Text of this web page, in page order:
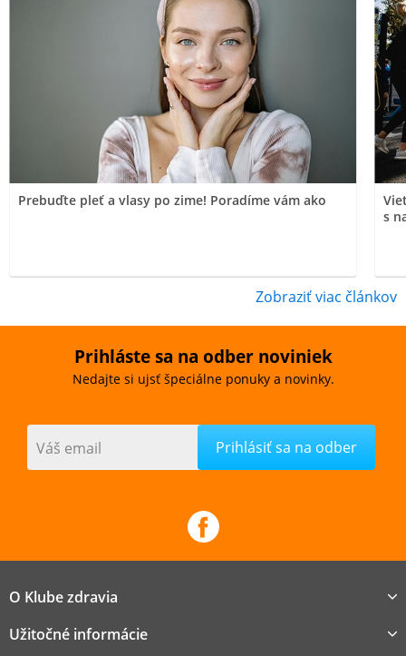
Prebuďte pleť a vlasy po zime! Poradíme vám ako
s
Zobraziť viac článkov
Prihláste sa na odber noviniek
Nedajte si ujsť špeciálne ponuky a novinky.
Váš email
O Klube zdravia
Užitočné informácie